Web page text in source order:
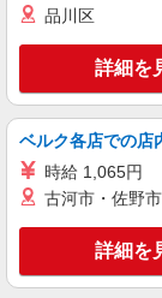
グループホーム ソ
キー
派遣社員
品川区
詳細を
ベルク各店での店
時給 1,065円
古河市・佐野
詳細を